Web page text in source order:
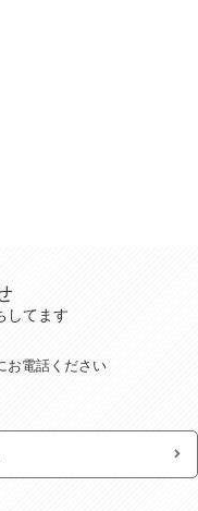
してます
お電話ください